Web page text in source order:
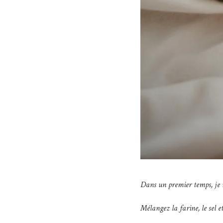
Dans un premier temps, je
Mélangez la farine, le sel